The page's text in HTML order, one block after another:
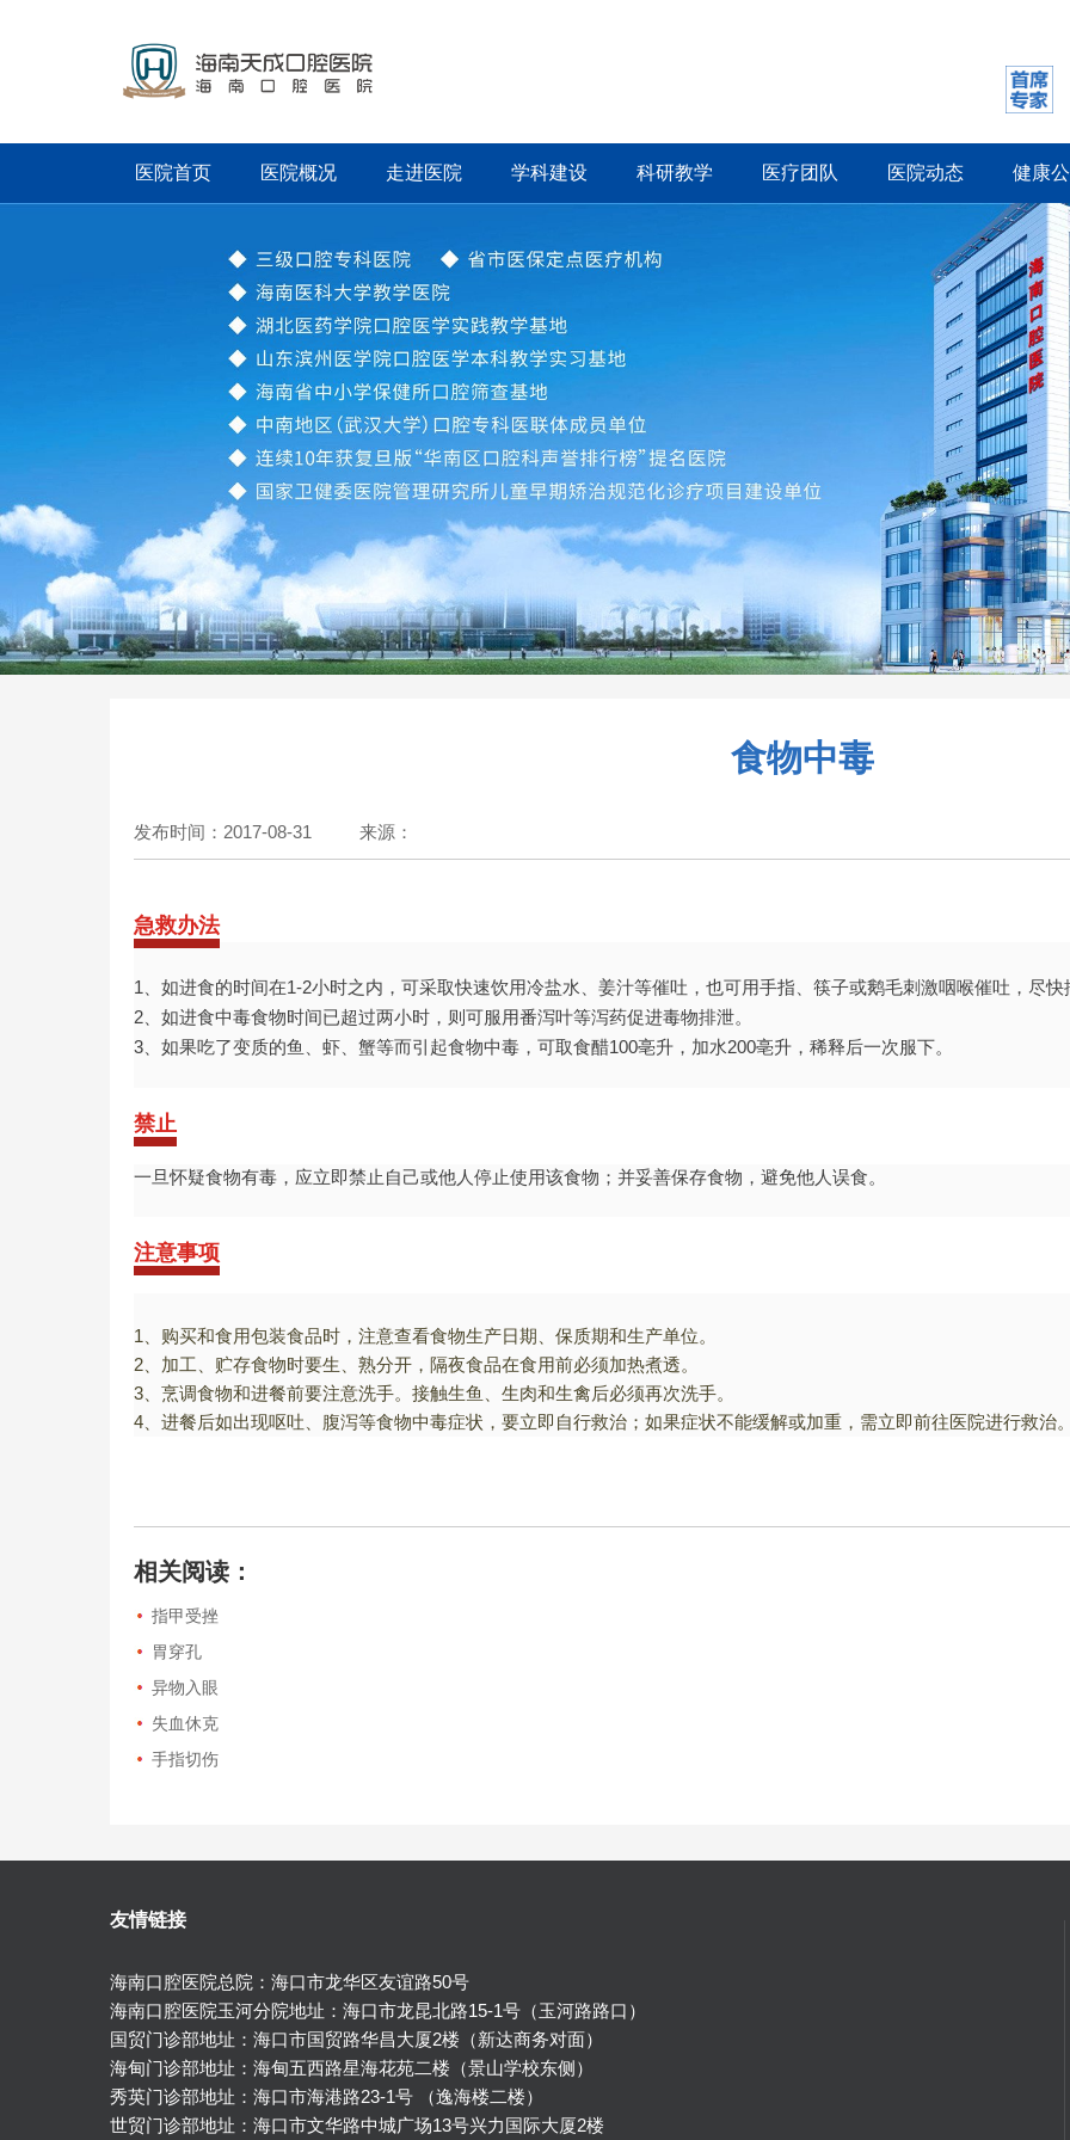
医院首页 医院概况 走进医院 学科建设 科研教学 医疗团队 医院动态 健康
食物中毒
发布时间：2017-08-31 来源：
急救办法
1、如进食的时间在1-2小时之内，可采取快速饮用冷盐水、姜汁等催吐，也可用手指、筷子或鹅毛刺激咽喉催吐，尽快
2、如进食中毒食物时间已超过两小时，则可服用番泻叶等泻药促进毒物排泄。
3、如果吃了变质的鱼、虾、蟹等而引起食物中毒，可取食醋100亳升，加水200亳升，稀释后一次服下。
禁止
一旦怀疑食物有毒，应立即禁止自己或他人停止使用该食物；并妥善保存食物，避免他人误食。
注意事项
1、购买和食用包装食品时，注意查看食物生产日期、保质期和生产单位。
2、加工、贮存食物时要生、熟分开，隔夜食品在食用前必须加热煮透。
3、烹调食物和进餐前要注意洗手。接触生鱼、生肉和生禽后必须再次洗手。
4、进餐后如出现呕吐、腹泻等食物中毒症状，要立即自行救治；如果症状不能缓解或加重，需立即前往医院进行救治
相关阅读：
指甲受挫
胃穿孔
异物入眼
失血休克
手指切伤
友情链接
海南口腔医院总院：海口市龙华区友谊路50号
海南口腔医院玉河分院地址：海口市龙昆北路15-1号（玉河路路口）
国贸门诊部地址：海口市国贸路华昌大厦2楼（新达商务对面）
海甸门诊部地址：海甸五西路星海花苑二楼（景山学校东侧）
秀英门诊部地址：海口市海港路23-1号 （逸海楼二楼）
世贸门诊部地址：海口市文华路中城广场13号兴力国际大厦2楼